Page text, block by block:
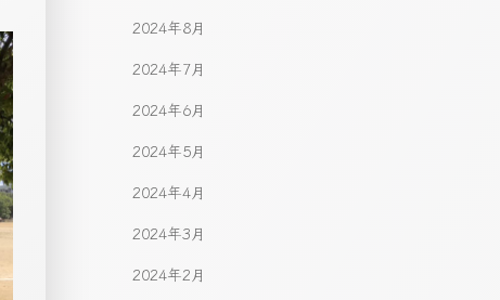
2024年8月
2024年7月
2024年6月
2024年5月
2024年4月
2024年3月
2024年2月